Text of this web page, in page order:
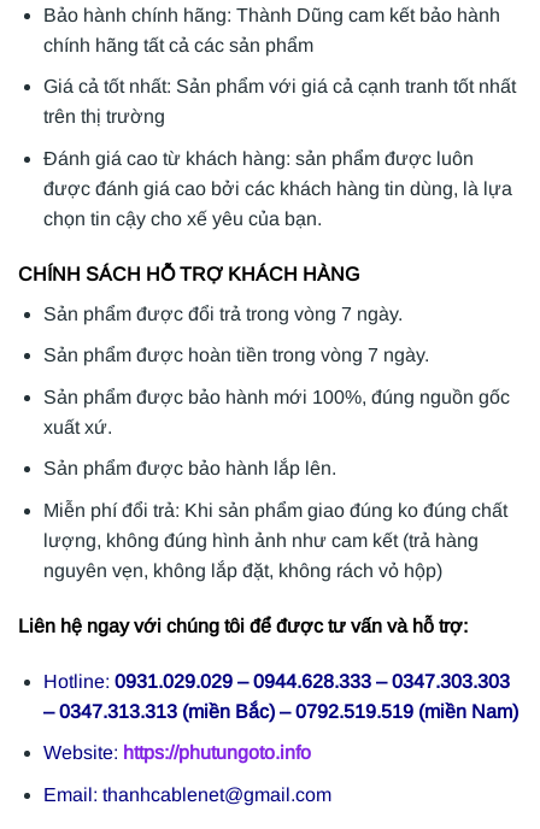
Bảo hành chính hãng: Thành Dũng cam kết bảo hành
chính hãng tất cả các sản phẩm
Giá cả tốt nhất: Sản phẩm với giá cả cạnh tranh tốt nhất
trên thị trường
Đánh giá cao từ khách hàng: sản phẩm được luôn
được đánh giá cao bởi các khách hàng tin dùng, là lựa
chọn tin cậy cho xế yêu của bạn.
CHÍNH SÁCH HỖ TRỢ KHÁCH HÀNG
Sản phẩm được đổi trả trong vòng 7 ngày.
Sản phẩm được hoàn tiền trong vòng 7 ngày.
Sản phẩm được bảo hành mới 100%, đúng nguồn gốc
xuất xứ.
Sản phẩm được bảo hành lắp lên.
Miễn phí đổi trả: Khi sản phẩm giao đúng ko đúng chất
lượng, không đúng hình ảnh như cam kết (trả hàng
nguyên vẹn, không lắp đặt, không rách vỏ hộp)
Liên hệ ngay với chúng tôi để được tư vấn và hỗ trợ:
Hotline: 0931.029.029 – 0944.628.333 – 0347.303.303
– 0347.313.313 (miền Bắc) – 0792.519.519 (miền Nam)
Website: https://phutungoto.info
Email: thanhcablenet@gmail.com